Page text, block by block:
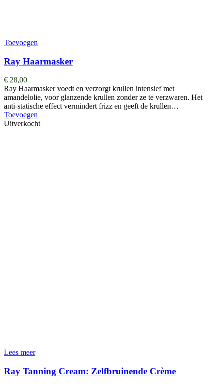
Toevoegen
Ray Haarmasker
€ 28,00
Ray Haarmasker voedt en verzorgt krullen intensief met
amandelolie, voor glanzende krullen zonder ze te verzwaren. Het
anti-statische effect vermindert frizz en geeft de krullen…
Toevoegen
Uitverkocht
Lees meer
Ray Tanning Cream: Zelfbruinende Crème